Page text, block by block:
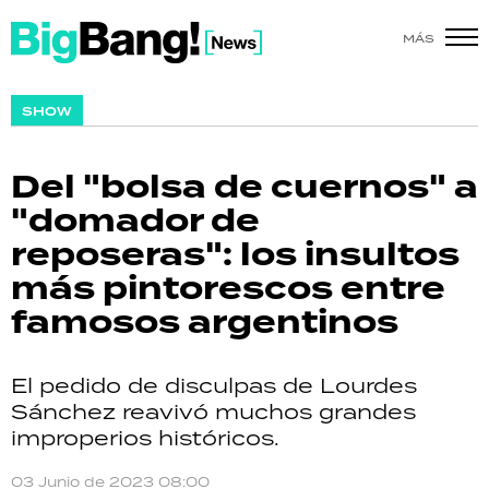
MÁS
SHOW
Del "bolsa de cuernos" a
"domador de
reposeras": los insultos
más pintorescos entre
famosos argentinos
El pedido de disculpas de Lourdes
Sánchez reavivó muchos grandes
improperios históricos.
03 Junio de 2023 08:00
SHOW
ACTUALIDAD
POLICIALES
ECONOMÍA
SALUD
DEPORTES